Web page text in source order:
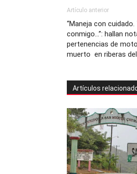
Artículo anterior
“Maneja con
conmigo…”: hallan
pertenencias de
muerto en riberas
Artículos